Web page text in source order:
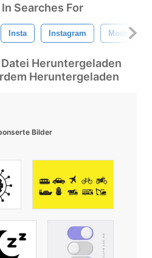
Searches For
Insta Instagram Mode
Heruntergeladen
Heruntergeladen
Bilder